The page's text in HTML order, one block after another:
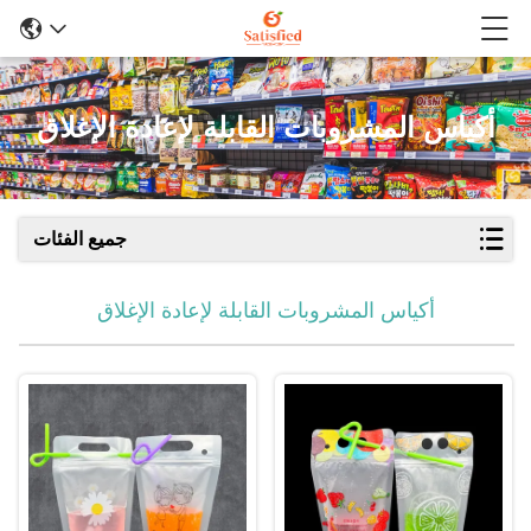
أكياس المشروبات القابلة لإعادة الإغلاق
جميع الفئات
أكياس المشروبات القابلة لإعادة الإغلاق